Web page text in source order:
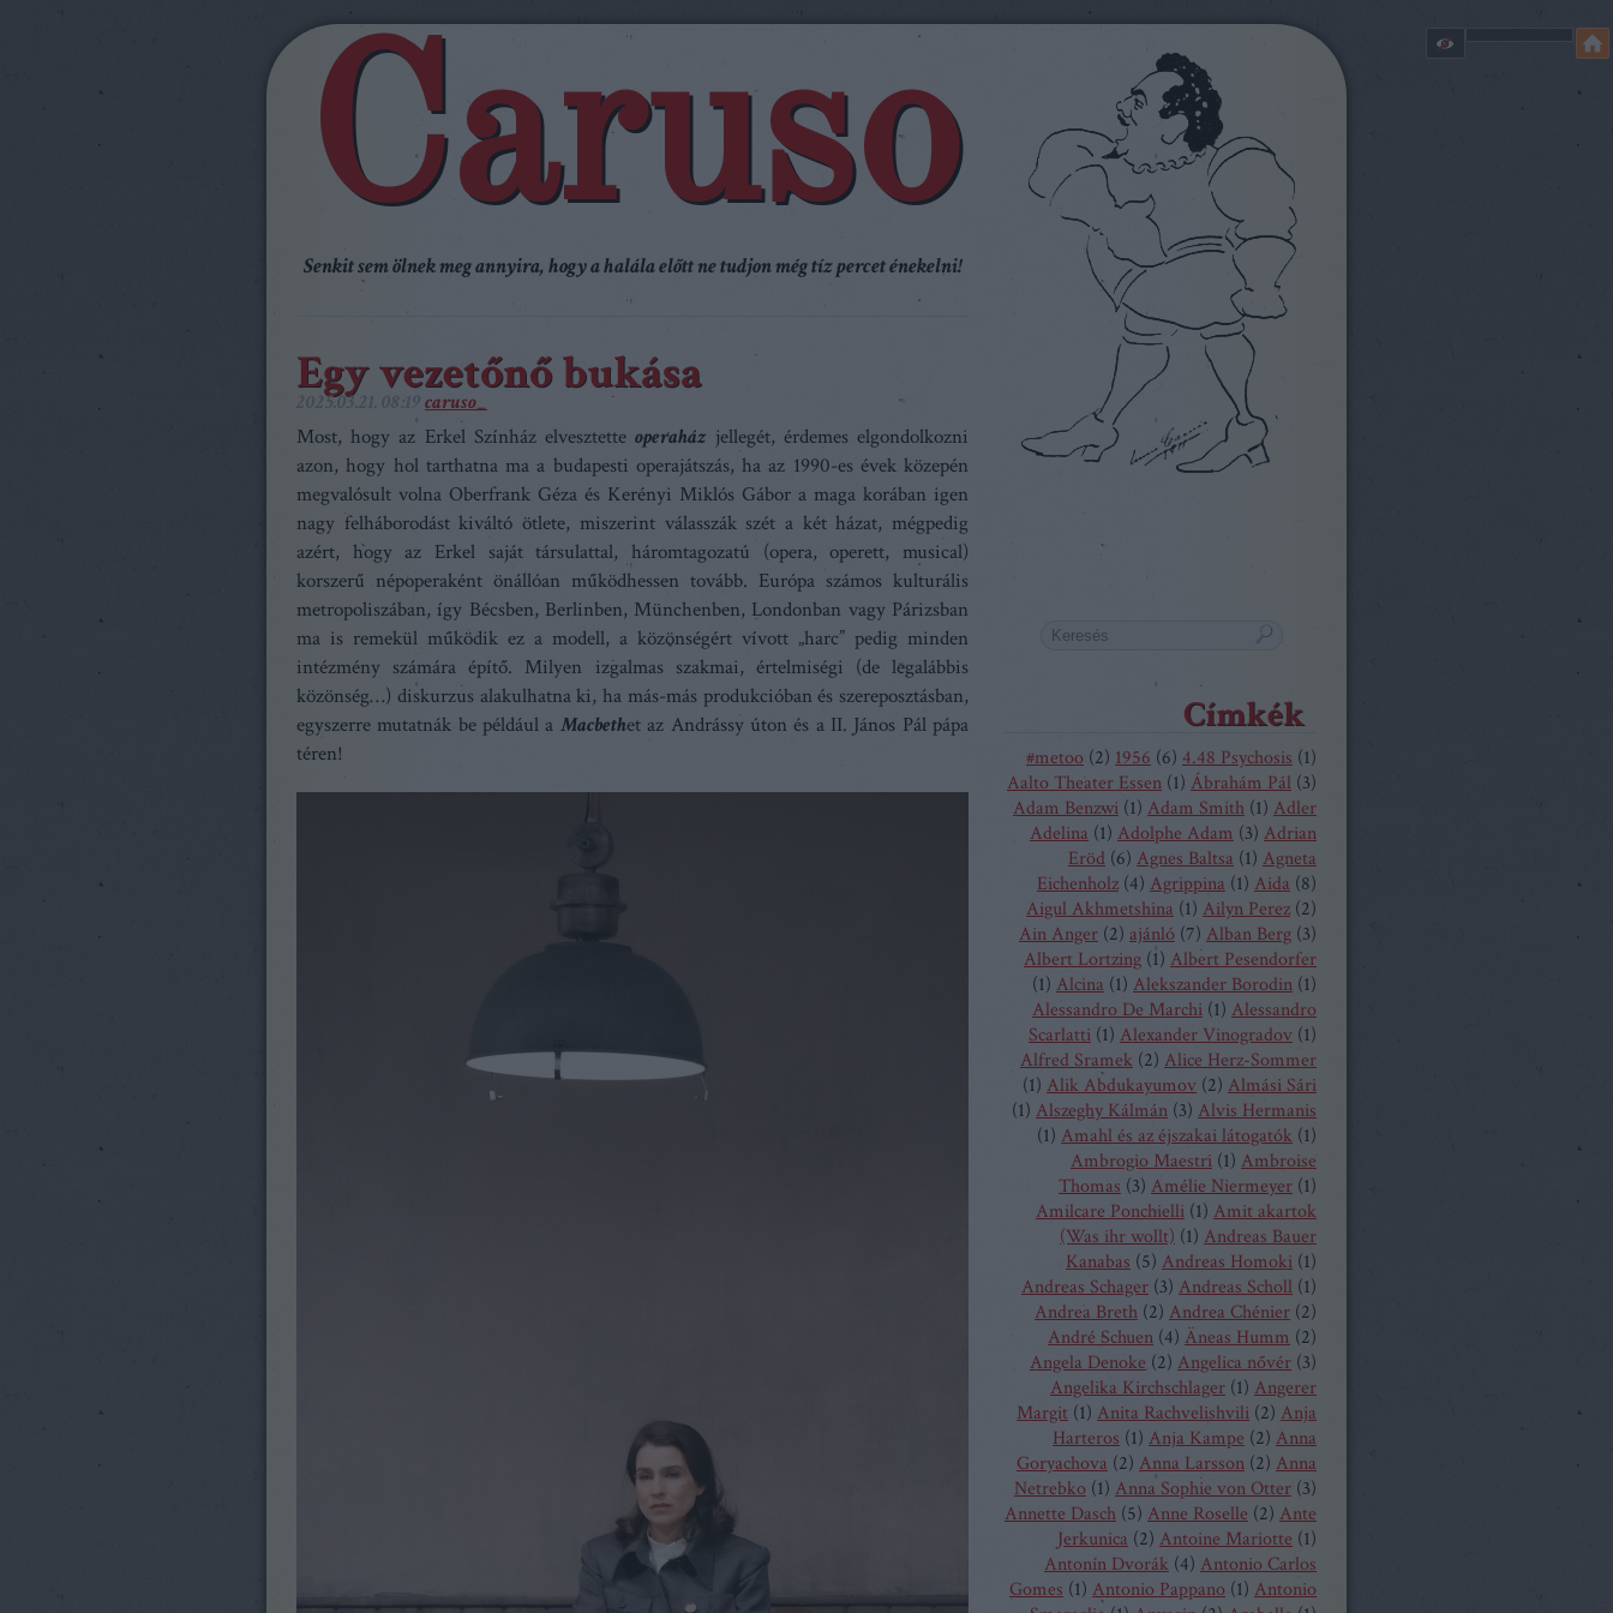
Caruso
Senkit sem ölnek meg annyira, hogy a halála előtt ne tudjon még tíz percet énekelni!
Egy vezetőnő bukása
2025.03.21. 08:19 caruso_
Most, hogy az Erkel Színház elvesztetteoperaház jellegét, érdemes elgondolkozni
azon, hogy hol tarthatna ma a budapesti operajátszás, ha az 1990-es évek közepén
megvalósult volna Oberfrank Géza és Kerényi Miklós Gábor a maga korában igen
nagy felháborodást kiváltó ötlete, miszerint válasszák szét a két házat, mégpedig
azért, hogy az Erkel saját társulattal, háromtagozatú (opera, operett, musical)
korszerű népoperaként önállóan működhessen tovább. Európa számos kulturális
metropoliszában, így Bécsben, Berlinben, Münchenben, Londonban vagy Párizsban
ma is remekül működik ez a modell, a közönségért vívott „harc” pedig minden
intézmény számára építő. Milyen izgalmas szakmai, értelmiségi (de legalábbis
közönség…) diskurzus alakulhatna ki, ha más-más produkcióban és szereposztásban,
egyszerre mutatnák be például a Macbethet az Andrássy úton és a II. János Pál pápa
téren!
Címkék
#metoo (2) 1956 (6) 4.48 Psychosis (1)
Aalto Theater Essen (1) Ábrahám Pál (3)
Adam Benzwi (1) Adam Smith (1) Adler
Adelina (1) Adolphe Adam (3) Adrian
Eröd (6) Agnes Baltsa (1) Agneta
Eichenholz (4) Agrippina (1) Aida (8)
Aigul Akhmetshina (1) Ailyn Perez (2)
Ain Anger (2) ajánló (7) Alban Berg (3)
Albert Lortzing (1) Albert Pesendorfer
(1) Alcina (1) Alekszander Borodin (1)
Alessandro De Marchi (1) Alessandro
Scarlatti (1) Alexander Vinogradov (1)
Alfred Sramek (2) Alice Herz-Sommer
(1) Alik Abdukayumov (2) Almási Sári
(1) Alszeghy Kálmán (3) Alvis Hermanis
(1) Amahl és az éjszakai látogatók (1)
Ambrogio Maestri (1) Ambroise
Thomas (3) Amélie Niermeyer (1)
Amilcare Ponchielli (1) Amit akartok
(Was ihr wollt) (1) Andreas Bauer
Kanabas (5) Andreas Homoki (1)
Andreas Schager (3) Andreas Scholl (1)
Andrea Breth (2) Andrea Chénier (2)
André Schuen (4) Äneas Humm (2)
Angela Denoke (2) Angelica nővér (3)
Angelika Kirchschlager (1) Angerer
Margit (1) Anita Rachvelishvili (2) Anja
Harteros (1) Anja Kampe (2) Anna
Goryachova (2) Anna Larsson (2) Anna
Netrebko (1) Anna Sophie von Otter (3)
Annette Dasch (5) Anne Roselle (2) Ante
Jerkunica (2) Antoine Mariotte (1)
Antonín Dvorák (4) Antonio Carlos
Gomes (1) Antonio Pappano (1) Antonio